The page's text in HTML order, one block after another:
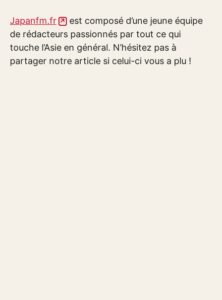
Japanfm.fr
est composé d’une jeune équipe
de rédacteurs passionnés par tout ce qui
touche l’Asie en général. N’hésitez pas à
partager notre article si celui-ci vous a plu !